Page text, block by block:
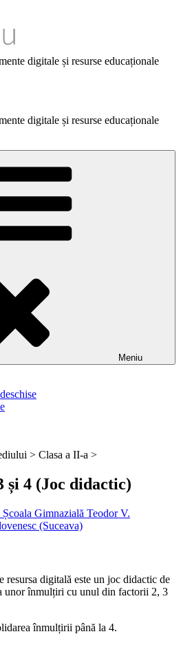
digitale și resurse educaționale
digitale și resurse educaționale
Meniu
> Clasa a II-a >
și 4 (Joc didactic)
Gimnazială Teodor V.
(Suceava)
resursa digitală este un joc didactic de
unor înmulțiri cu unul din factorii 2, 3
înmulțirii până la 4.